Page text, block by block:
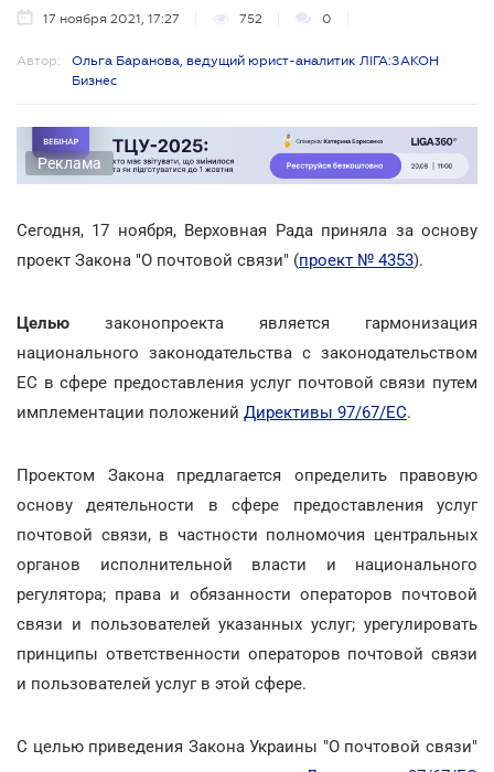
17 ноября 2021, 17:27 752 0
Автор:
Ольга Баранова, ведущий юрист-аналитик ЛІГА:ЗАКОН
Бизнес
Реклама
Сегодня, 17 ноября, Верховная Рада приняла за основу
проект Закона "О почтовой связи" (проект № 4353).
Целью законопроекта является гармонизация
национального законодательства с законодательством
ЕС в сфере предоставления услуг почтовой связи путем
имплементации положений Директивы 97/67/ЕС.
Проектом Закона предлагается определить правовую
основу деятельности в сфере предоставления услуг
почтовой связи, в частности полномочия центральных
органов исполнительной власти и национального
регулятора; права и обязанности операторов почтовой
связи и пользователей указанных услуг; урегулировать
принципы ответственности операторов почтовой связи
и пользователей услуг в этой сфере.
С целью приведения Закона Украины "О почтовой связи"